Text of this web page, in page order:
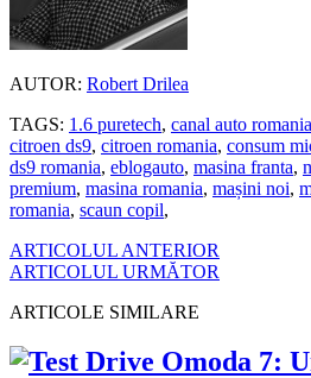
AUTOR: Robert Drilea
TAGS: 1.6 puretech, canal auto romania
citroen ds9, citroen romania, consum
ds9 romania, eblogauto, masina franta,
premium, masina romania, mașini noi,
romania, scaun copil,
ARTICOLUL ANTERIOR
ARTICOLUL URMĂTOR
ARTICOLE SIMILARE